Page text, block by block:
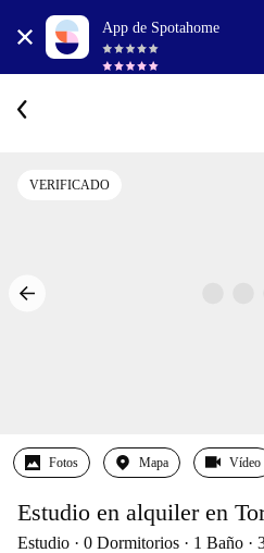
App de Spotahome
VERIFICADO
Fotos Mapa Vídeo
Estudio en alquiler en
Estudio 0 Dormitorios 1 Baño